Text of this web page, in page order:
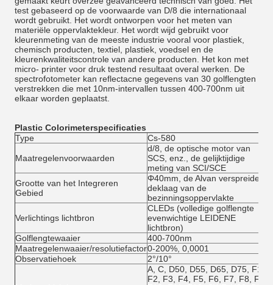
test gebaseerd op de voorwaarde van D/8 die internationaal
wordt gebruikt. Het wordt ontworpen voor het meten van
materiële oppervlaktekleur. Het wordt wijd gebruikt voor
kleurenmeting van de meeste industrie vooral voor plastiek,
chemisch producten, textiel, plastiek, voedsel en de
kleurenkwaliteitscontrole van andere producten. Het kon met
micro- printer voor druk testend resultaat overal werken. De
spectrofotometer kan reflectacne gegevens van 30 golflengten
verstrekken die met 10nm-intervallen tussen 400-700nm uit
elkaar worden geplaatst.
Plastic Colorimeterspecificaties
Type
Cs-580
Maatregelenvoorwaarden
d/8, de optische motor van
SCS, enz., de gelijktijdige
meting van SCI/SCE
Grootte van het Integreren
Gebied
Φ40mm, de Alvan verspreide
deklaag van de
bezinningsoppervlakte
Verlichtings lichtbron
CLEDs (volledige golflengte
evenwichtige LEIDENE
lichtbron)
Golflengtewaaier
400-700nm
Maatregelenwaaier/resolutiefactor0-200%, 0,0001
Observatiehoek
2°/10°
A, C, D50, D55, D65, D75, F1,
F2, F3, F4, F5, F6, F7, F8, F9,